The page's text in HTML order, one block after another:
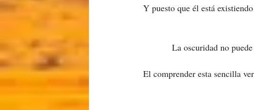
Y puesto que él está
La oscuridad no
El comprender esta sencilla